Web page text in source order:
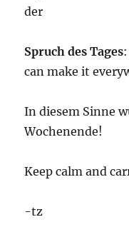
der
Spruch des Tages
can make it
In diesem Sinne
Wochenende!
Keep calm and
-tz